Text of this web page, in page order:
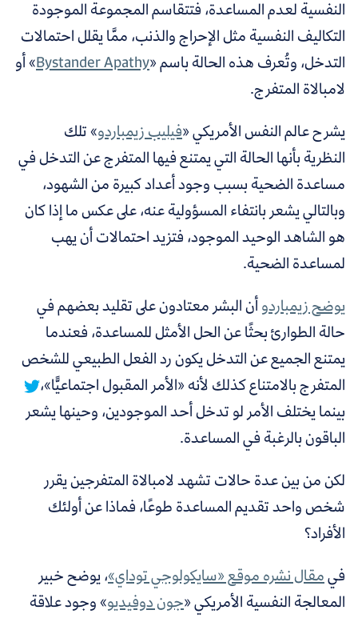
النفسية لعدم المساعدة، فتتقاسم المجموعة الموجودة
التكاليف النفسية مثل الإحراج والذنب، ممَّا يقلل احتمالات
التدخل،وتُعرف هذه الحالة باسم «Bystander Apathy» أو
لامبالاة المتفرج.
يشرح عالم النفس الأمريكي «فيليب زيمباردو» تلك
النظريةبأنها الحالة التي يمتنع فيها المتفرج عن التدخل في
مساعدة الضحية بسبب وجود أعداد كبيرة من الشهود،
وبالتالي يشعر بانتفاء المسؤولية عنه، على عكس ما إذا كان
هو الشاهد الوحيد الموجود، فتزيد احتمالات أن يهب
لمساعدة الضحية.
يوضح زيمباردوأن البشر معتادون على تقليد بعضهم في
حالة الطوارئ بحثًا عن الحل الأمثل للمساعدة،فعندما
يمتنع الجميع عن التدخل يكون رد الفعل الطبيعي للشخص
المتفرج بالامتناع كذلك لأنه «الأمر المقبول اجتماعيًّا»،
بينما يختلف الأمر لو تدخل أحد الموجودين، وحينها يشعر
الباقون بالرغبة في المساعدة.
لكن من بين عدة حالات تشهد لامبالاة المتفرجين يقرر
شخص واحد تقديم المساعدة طوعًا، فماذا عن أولئك
الأفراد؟
فيمقال نشره موقع «سايكولوجي توداي»، يوضح خبير
المعالجة النفسية الأمريكي «جون دوفيديو»وجود علاقة